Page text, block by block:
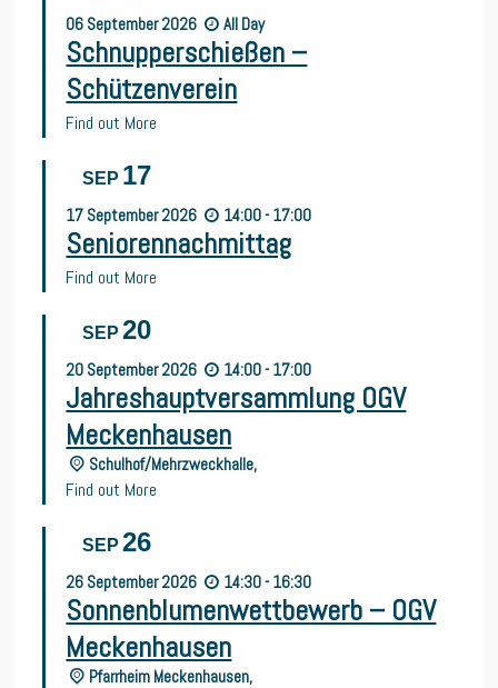
06 September2026 All Day
Schnupperschießen –
Schützenverein
Find out More
SEP 17
17 September2026 14:00 - 17:00
Seniorennachmittag
Find out More
SEP 20
20 September2026 14:00 - 17:00
Jahreshauptversammlung OGV
Meckenhausen
Schulhof/Mehrzweckhalle,
Find out More
SEP 26
26 September2026 14:30 - 16:30
Sonnenblumenwettbewerb – OGV
Meckenhausen
Pfarrheim Meckenhausen,